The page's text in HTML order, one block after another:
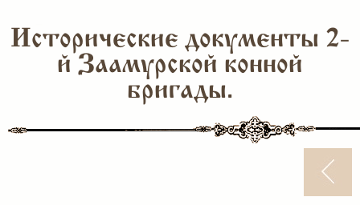
Исторические документы 2-
й Заамурской конной
бригады.